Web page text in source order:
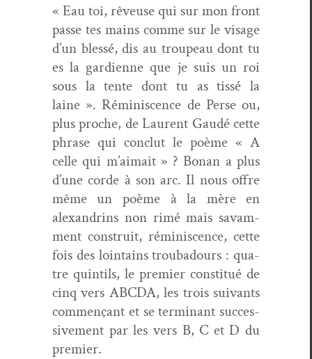
« Eau toi, rêveuse qui sur mon front
passe tes mains comme sur le vis­age
d’un blessé, dis au trou­peau dont tu
es la gar­di­enne que je suis un roi
sous la tente dont tu as tis­sé la
laine ». Réminis­cence de Perse ou,
plus proche, de Lau­rent Gaudé cette
phrase qui con­clut le poème « A
celle qui m’aimait » ? Bonan a plus
d’une corde à son arc. Il nous offre
même un poème à la mère en
alexan­drins non rimé mais savam­
ment con­stru­it, réminis­cence, cette
fois des loin­tains trou­ba­dours : qua­
tre quin­tils, le pre­mier con­sti­tué de
cinq vers ABCDA, les trois suiv­ants
com­mençant et se ter­mi­nant suc­ces­
sive­ment par les vers B, C et D du
premier.